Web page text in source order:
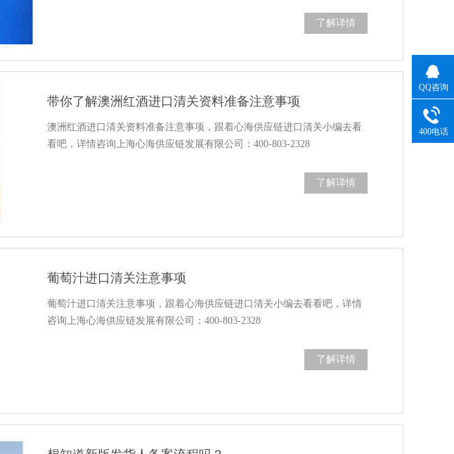
了解详情
带你了解澳洲红酒进口清关资料准备注意事项
澳洲红酒进口清关资料准备注意事项，跟着心海供应链进口清关小编去看
看吧，详情咨询上海心海供应链发展有限公司：400-803-2328
了解详情
葡萄汁进口清关注意事项
葡萄汁进口清关注意事项，跟着心海供应链进口清关小编去看看吧，详情
咨询上海心海供应链发展有限公司：400-803-2328
了解详情
QQ咨询
400电话